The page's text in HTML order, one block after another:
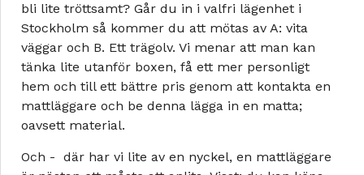
bli lite tröttsamt? Går du in i valfri lägenhet i
Stockholm så kommer du att mötas av A: vita
väggar och B. Ett trägolv. Vi menar att man kan
tänka lite utanför boxen, få ett mer personligt
hem och till ett bättre pris genom att kontakta en
mattläggare och be denna lägga in en matta;
oavsett material.
Och - där har vi lite av en nyckel, en mattläggare